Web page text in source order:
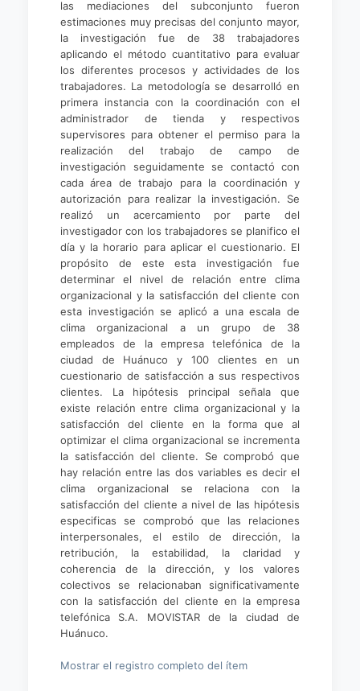
las mediaciones del subconjunto fueron
estimaciones muy precisas del conjunto mayor,
la investigación fue de 38 trabajadores
aplicando el método cuantitativo para evaluar
los diferentes procesos y actividades de los
trabajadores. La metodología se desarrolló en
primera instancia con la coordinación con el
administrador de tienda y respectivos
supervisores para obtener el permiso para la
realización del trabajo de campo de
investigación seguidamente se contactó con
cada área de trabajo para la coordinación y
autorización para realizar la investigación. Se
realizó un acercamiento por parte del
investigador con los trabajadores se planifico el
día y la horario para aplicar el cuestionario. El
propósito de este esta investigación fue
determinar el nivel de relación entre clima
organizacional y la satisfacción del cliente con
esta investigación se aplicó a una escala de
clima organizacional a un grupo de 38
empleados de la empresa telefónica de la
ciudad de Huánuco y 100 clientes en un
cuestionario de satisfacción a sus respectivos
clientes. La hipótesis principal señala que
existe relación entre clima organizacional y la
satisfacción del cliente en la forma que al
optimizar el clima organizacional se incrementa
la satisfacción del cliente. Se comprobó que
hay relación entre las dos variables es decir el
clima organizacional se relaciona con la
satisfacción del cliente a nivel de las hipótesis
especificas se comprobó que las relaciones
interpersonales, el estilo de dirección, la
retribución, la estabilidad, la claridad y
coherencia de la dirección, y los valores
colectivos se relacionaban significativamente
con la satisfacción del cliente en la empresa
telefónica S.A. MOVISTAR de la ciudad de
Huánuco.
Mostrar el registro completo del ítem